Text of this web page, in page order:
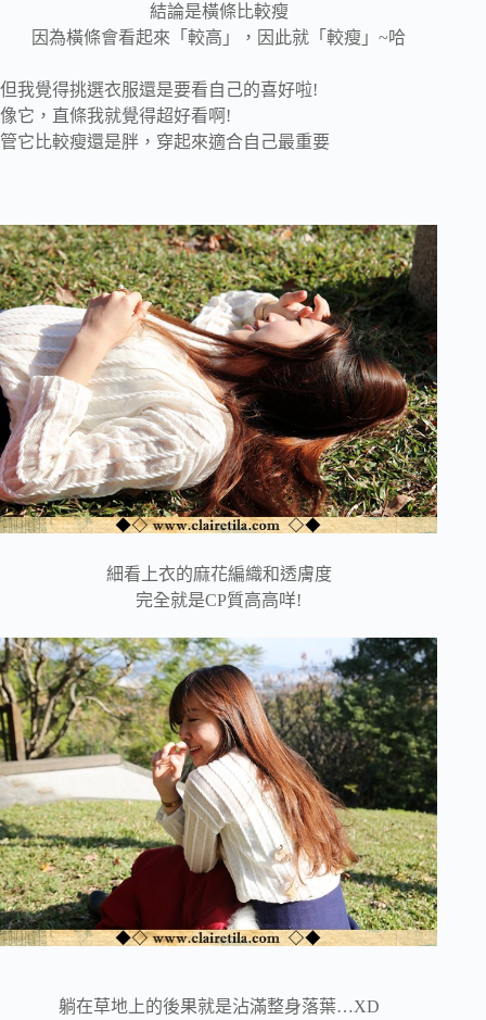
結論是橫條比較瘦
因為橫條會看起來「較高」，因此就「較瘦」~哈
但我覺得挑選衣服還是要看自己的喜好啦!
像它，直條我就覺得超好看啊!
管它比較瘦還是胖，穿起來適合自己最重要
細看上衣的麻花編織和透膚度
完全就是CP質高高咩!
躺在草地上的後果就是沾滿整身落葉…XD